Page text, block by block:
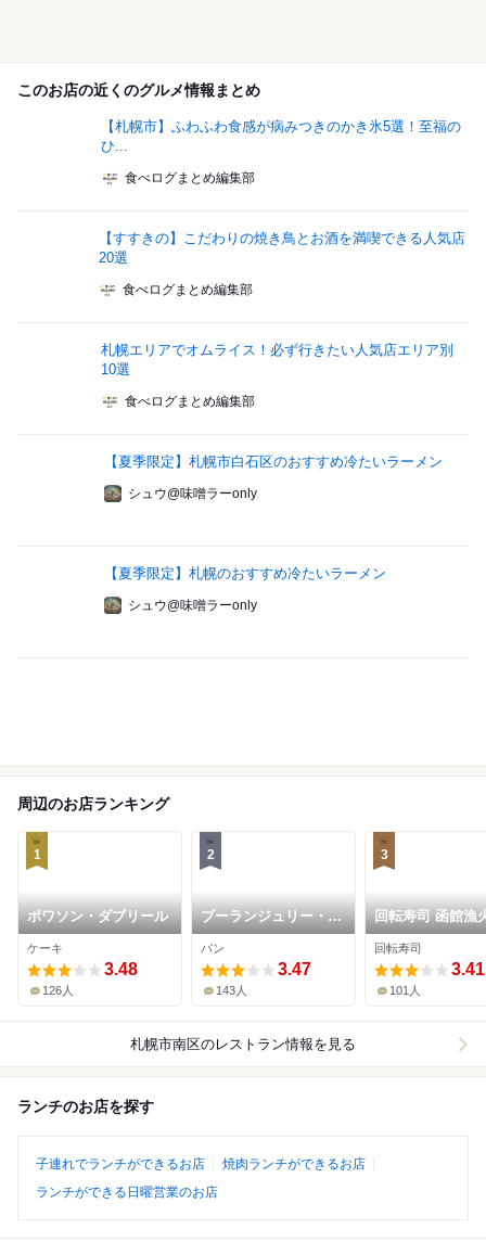
このお店の近くのグルメ情報まとめ
【札幌市】ふわふわ食感が病みつきのかき氷5選！至福の
ひ...
食べログまとめ編集部
【すすきの】こだわりの焼き鳥とお酒を満喫できる人気店
20選
食べログまとめ編集部
札幌エリアでオムライス！必ず行きたい人気店エリア別
10選
食べログまとめ編集部
【夏季限定】札幌市白石区のおすすめ冷たいラーメン
シュウ@味噌ラーonly
【夏季限定】札幌のおすすめ冷たいラーメン
シュウ@味噌ラーonly
周辺のお店ランキング
1
ポワソン・ダブリール
ケーキ
3.48
126人
2
ブーランジュリー・マ
ルゼルブ
パン
3.47
143人
3
回転寿司 函館漁
シア川沿店
回転寿司
3.41
101人
札幌市南区のレストラン情報を見る
ランチのお店を探す
子連れでランチができるお店
焼肉ランチができるお店
ランチができる日曜営業のお店